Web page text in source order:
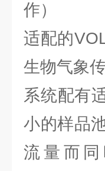
作）
适配的
生物气象传
系统配有
小的样品
流量而